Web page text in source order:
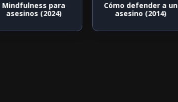
Mindfulness para
asesinos (2024)
Cómo defender a un
asesino (2014)